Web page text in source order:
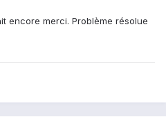
encore merci. Problème résolue